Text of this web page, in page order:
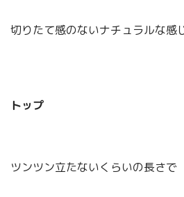
切りたて感のないナチュラルな感
トップ
ツンツン立たないくらいの長さで